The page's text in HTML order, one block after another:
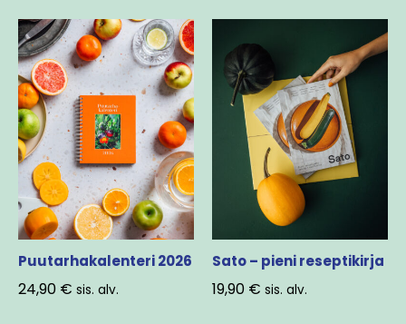
Puutarhakalenteri 2026
24,90 € sis. alv.
Sato – pieni reseptikirja
19,90 € sis. alv.